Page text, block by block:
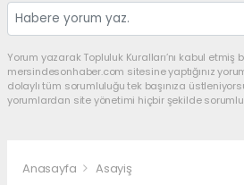
Yorum yazarak Topluluk Kuralları’nı kabul etmiş
mersindesonhaber.com sitesine yaptığınız
dolaylı tüm sorumluluğu tek başınıza
yorumlardan site yönetimi hiçbir şekilde
Anasayfa Asayiş